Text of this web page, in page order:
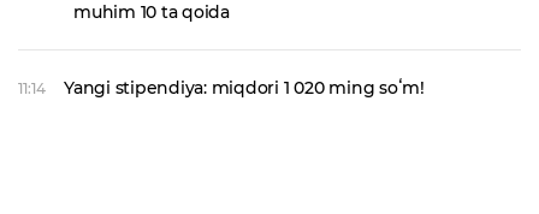
muhim 10 ta qoida
11:14 Yangi stipendiya: miqdori 1 020 ming soʻm!